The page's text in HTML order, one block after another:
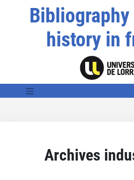
Bibliography
history in
Archives